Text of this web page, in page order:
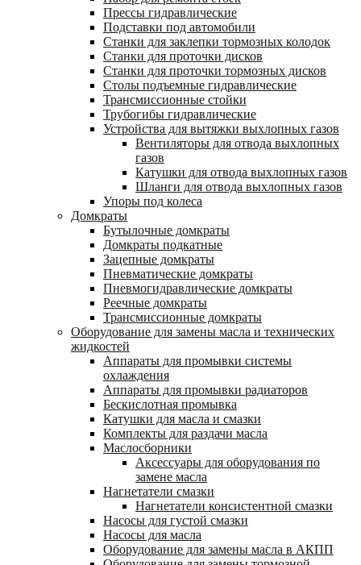
Прессы гидравлические
Подставки под автомобили
Станки для заклепки тормозных колодок
Станки для проточки дисков
Станки для проточки тормозных дисков
Столы подъемные гидравлические
Трансмиссионные стойки
Трубогибы гидравлические
Устройства для вытяжки выхлопных газов
Вентиляторы для отвода выхлопных
газов
Катушки для отвода выхлопных газов
Шланги для отвода выхлопных газов
Упоры под колеса
Домкраты
Бутылочные домкраты
Домкраты подкатные
Зацепные домкраты
Пневматические домкраты
Пневмогидравлические домкраты
Реечные домкраты
Трансмиссионные домкраты
Оборудование для замены масла и технических
жидкостей
Аппараты для промывки системы
охлаждения
Аппараты для промывки радиаторов
Бескислотная промывка
Катушки для масла и смазки
Комплекты для раздачи масла
Маслосборники
Аксессуары для оборудования по
замене масла
Нагнетатели смазки
Нагнетатели консистентной смазки
Насосы для густой смазки
Насосы для масла
Оборудование для замены масла в АКПП